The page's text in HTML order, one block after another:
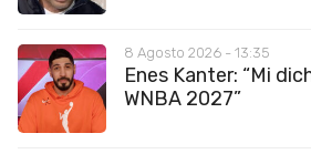
8 Agosto 2026 - 13:35
Enes Kanter: “Mi
WNBA 2027”